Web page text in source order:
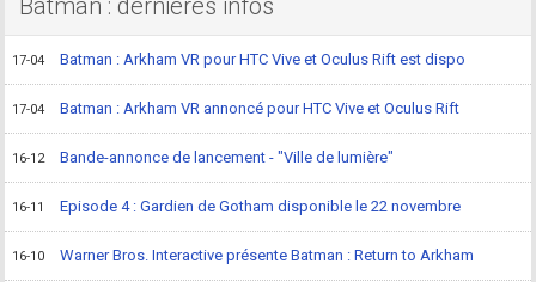
Batman : dernières infos
17-04 Batman : Arkham VR pour HTC Vive et Oculus Rift est dispo
17-04 Batman : Arkham VR annoncé pour HTC Vive et Oculus Rift
16-12 Bande-annonce de lancement - "Ville de lumière"
16-11 Episode 4 : Gardien de Gotham disponible le 22 novembre
16-10 Warner Bros. Interactive présente Batman : Return to Arkham